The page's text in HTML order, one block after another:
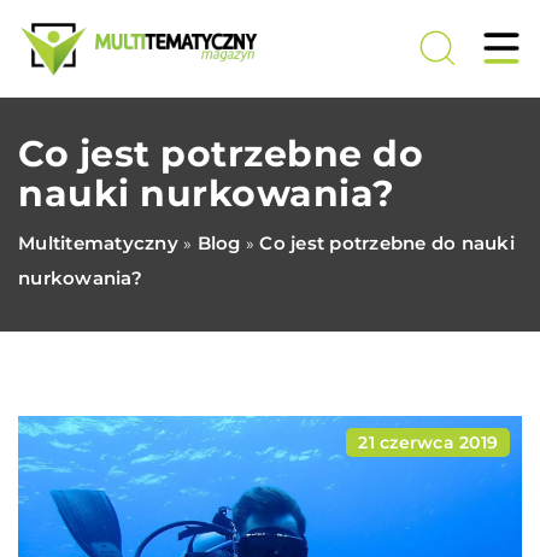
Co jest potrzebne do
nauki nurkowania?
Multitematyczny» Blog »Co jest potrzebne do nauki
nurkowania?
21 czerwca 2019